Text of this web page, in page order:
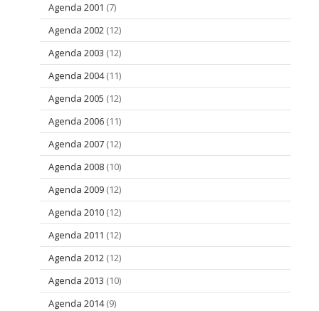
Agenda 2001 (7)
Agenda 2002 (12)
Agenda 2003 (12)
Agenda 2004(11)
Agenda 2005 (12)
Agenda 2006 (11)
Agenda 2007 (12)
Agenda 2008 (10)
Agenda 2009 (12)
Agenda 2010 (12)
Agenda 2011 (12)
Agenda 2012 (12)
Agenda 2013 (10)
Agenda 2014(9)